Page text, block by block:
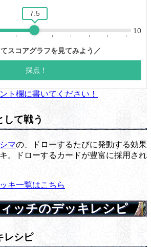
ト欄に書いてください！
して戦う
マの、ドローするたびに発動する効果
。ドローするカードが豊富に採用され
キ一覧はこちら
ッチのデッキレシピ
レシピ